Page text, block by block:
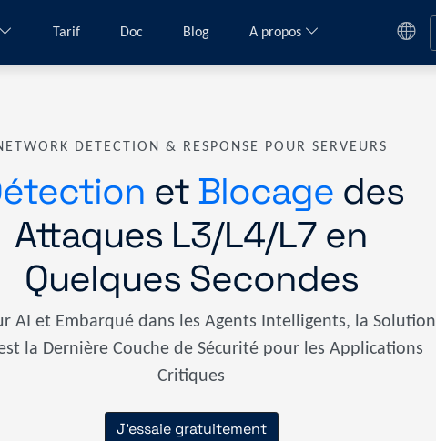
Tarif Doc Blog A propos
DETECTION & RESPONSE POUR SERVEURS
etBlocage des
Attaques L3/L4/L7 en
Quelques Secondes
AI et Embarqué dans les Agents Intelligents, la Solution
la Dernière Couche de Sécurité pour les Applications
Critiques
J'essaie gratuitement